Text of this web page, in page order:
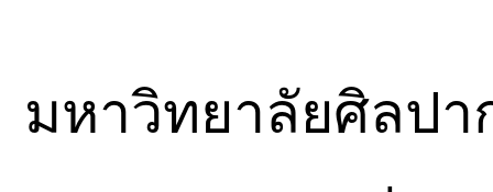
มหาวิทยาลัยศิลป